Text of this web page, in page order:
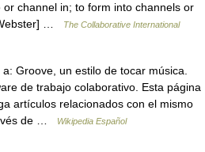
channel in; to form into channels or
…
The Collaborative International
Groove, un estilo de tocar música.
de trabajo colaborativo. Esta página
artículos relacionados con el mismo
de …
Wikipedia Español